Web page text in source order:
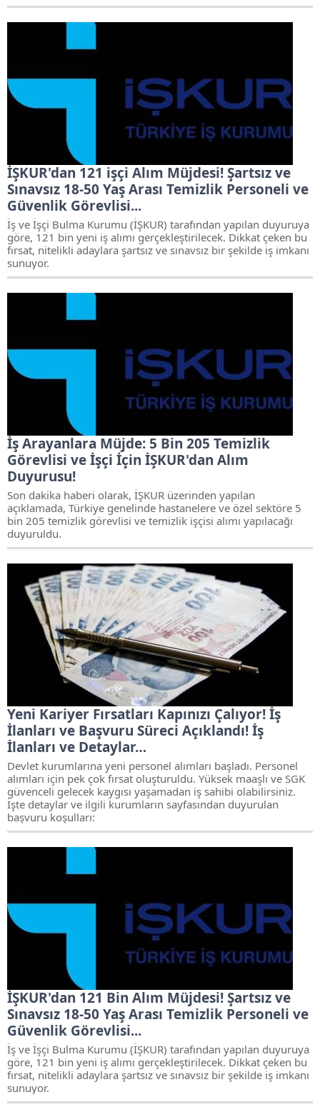
İŞKUR'dan 121 işçi Alım Müjdesi! Şartsız ve
Sınavsız 18-50 Yaş Arası Temizlik Personeli ve
Güvenlik Görevlisi...
İş ve İşçi Bulma Kurumu (İŞKUR) tarafından yapılan duyuruya
göre, 121 bin yeni iş alımı gerçekleştirilecek. Dikkat çeken bu
fırsat, nitelikli adaylara şartsız ve sınavsız bir şekilde iş imkanı
sunuyor.
İş Arayanlara Müjde: 5 Bin 205 Temizlik
Görevlisi ve İşçi İçin İŞKUR'dan Alım
Duyurusu!
Son dakika haberi olarak, İŞKUR üzerinden yapılan
açıklamada, Türkiye genelinde hastanelere ve özel sektöre 5
bin 205 temizlik görevlisi ve temizlik işçisi alımı yapılacağı
duyuruldu.
Yeni Kariyer Fırsatları Kapınızı Çalıyor! İş
İlanları ve Başvuru Süreci Açıklandı! İş
İlanları ve Detaylar…
Devlet kurumlarına yeni personel alımları başladı. Personel
alımları için pek çok fırsat oluşturuldu. Yüksek maaşlı ve SGK
güvenceli gelecek kaygısı yaşamadan iş sahibi olabilirsiniz.
İşte detaylar ve ilgili kurumların sayfasından duyurulan
başvuru koşulları:
İŞKUR'dan 121 Bin Alım Müjdesi! Şartsız ve
Sınavsız 18-50 Yaş Arası Temizlik Personeli ve
Güvenlik Görevlisi...
İş ve İşçi Bulma Kurumu (İŞKUR) tarafından yapılan duyuruya
göre, 121 bin yeni iş alımı gerçekleştirilecek. Dikkat çeken bu
fırsat, nitelikli adaylara şartsız ve sınavsız bir şekilde iş imkanı
sunuyor.